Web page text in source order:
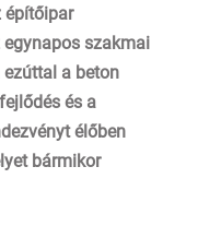
építőipar
szakmai
a beton
és a
élőben
bármikor